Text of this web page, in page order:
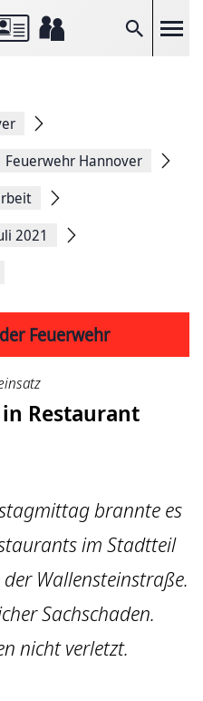
Suche
Feuerwehr Hannover
2021
Feuerwehr
Restaurant
brannte es
im Stadtteil
Wallensteinstraße.
Sachschaden.
nicht verletzt.